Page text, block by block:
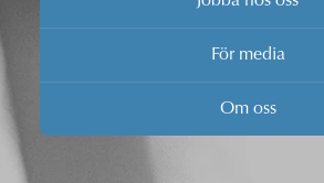
För media
Om oss